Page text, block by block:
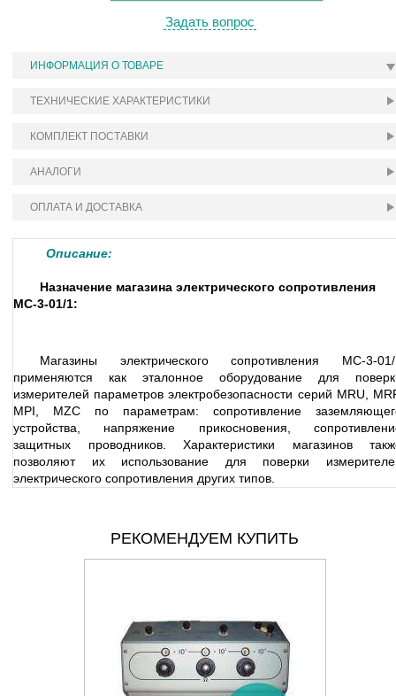
Задать вопрос
ИНФОРМАЦИЯ О ТОВАРЕ
ТЕХНИЧЕСКИЕ ХАРАКТЕРИСТИКИ
КОМПЛЕКТ ПОСТАВКИ
АНАЛОГИ
ОПЛАТА И ДОСТАВКА
Описание:
Назначение магазина электрического сопротивления
МС-3-01/1:
Магазины электрического сопротивления МС-3-
применяются как эталонное оборудование для
измерителей параметров электробезопасности серий MRU,
MPI, MZC по параметрам: сопротивление
устройства, напряжение прикосновения,
защитных проводников. Характеристики магазинов
позволяют их использование для поверки
электрического сопротивления других типов.
РЕКОМЕНДУЕМ КУПИТЬ